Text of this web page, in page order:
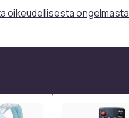
oikeudellisesta ongelmasta